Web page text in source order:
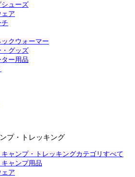
シューズ
ア
クウォーマー
・グッズ
ー用品
プ・トレッキング
ャンプ・トレッキングカテゴリすべて
ャンプ用品
ア